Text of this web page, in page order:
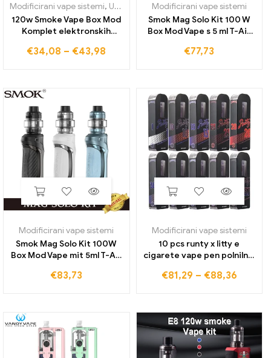
Modificirani vape sistemi, Uparjalniki in tuljave
120w Smoke Vape Box Mod
Komplet elektronskih
3 ml Razpršilnik Nastavljiv
€34,08 – €43,98
Modificirani vape sistemi
Smok Mag Solo Kit 100 W
Box Mod Vape s 5 ml T-Air
cigarete 21700/18650
€77,73
Modificirani vape sistemi
Smok Mag Solo Kit 100W
Box Mod Vape mit 5ml T-Air
Zigarette 21700/18650
€83,73
Modificirani vape sistemi
10 pcs runty x litty e
cigarete vape pen polnilnik
280mah Runtz Pod Vapes
€81,29 – €88,36